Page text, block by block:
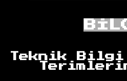
Teknik Bilgi